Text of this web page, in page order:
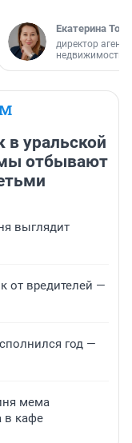
Екатерина
директор
недвижимости
в уральской
отбывают
выглядит
от вредителей —
год —
мема
в кафе